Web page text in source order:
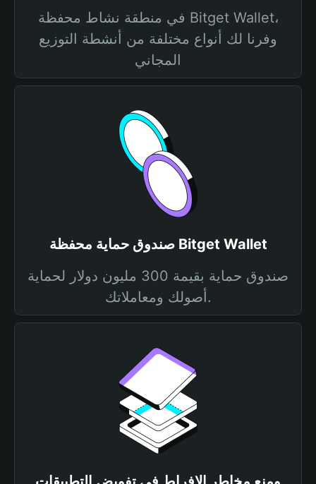
في منطقة نشاط محفظة Bitget Wallet،
وفرنا لك أنواع مختلفة من أنشطة التوزيع
المجاني
صندوق حماية محفظة Bitget Wallet
صندوق حماية بقيمة 300 مليون دولار لحماية
أصولك ومعاملاتك.